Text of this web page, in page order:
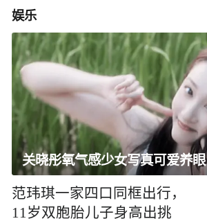
娱乐
关晓彤氧气感少女写真可爱养眼
范玮琪一家四口同框出行，
11岁双胞胎儿子身高出挑